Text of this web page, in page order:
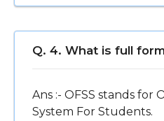
Q. 4. What is full
Ans :- OFSS stands for
System For Students.